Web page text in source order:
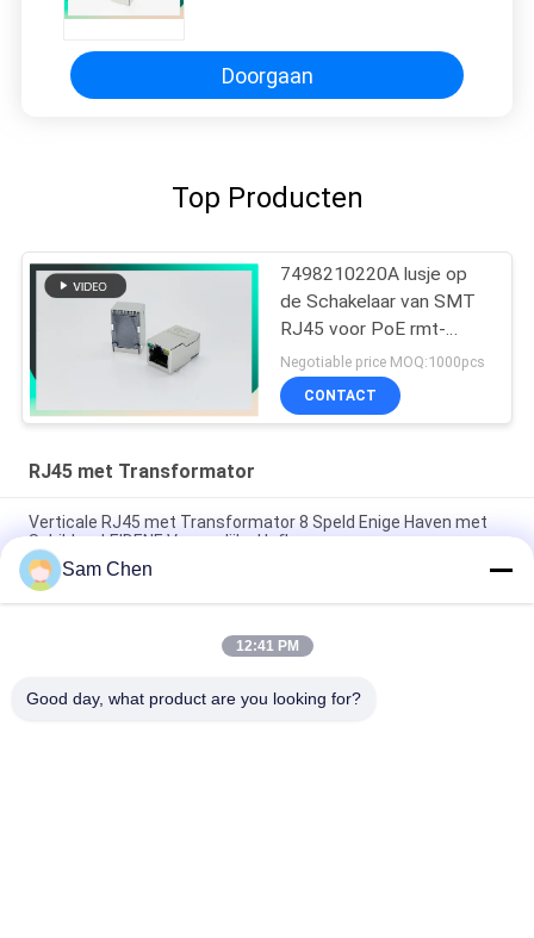
Doorgaan
Top Producten
7498210220A lusje op
de Schakelaar van SMT
RJ45 voor PoE rmt-
462a-12f6-GY
Negotiable price MOQ:1000pcs
CONTACT
RJ45 met Transformator
Verticale RJ45 met Transformator 8 Speld Enige Haven met
Schild en LEIDENE Vrouwelijke Hefboom
10/100 BASIS 1x1 de Schakelaar van Fpc Zif zonder LEIDEN
rms-007a-08w6-NL-m
Gree Rj45 met Transformator, de Enige Haven van Rechte
Sam Chen
12:41 PM
Good day, what product are you looking for?